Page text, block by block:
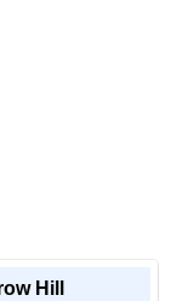
Hill